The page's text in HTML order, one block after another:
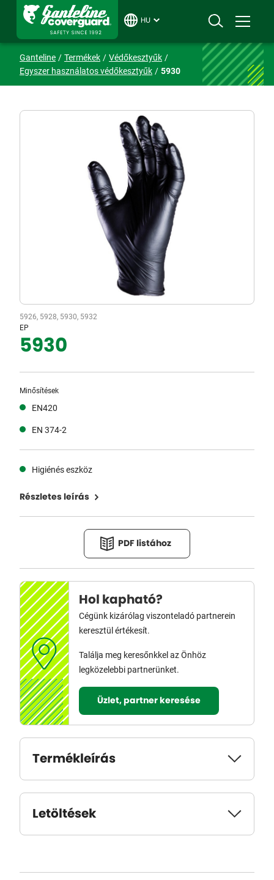
HU
Ganteline Termékek
Védőkesztyűk
Egyszer használatos védőkesztyűk
5930
5926, 5928, 5930, 5932
EP
5930
Minősítések
EN420
EN 374-2
Higiénés eszköz
Részletes leírás
PDF listához
Hol kapható?
Cégünk kizárólag viszonteladó partnerein
keresztül értékesít.
Találja meg keresőnkkel az Önhöz
legközelebbi partnerünket.
Üzlet, partner keresése
Termékleírás
Letöltések